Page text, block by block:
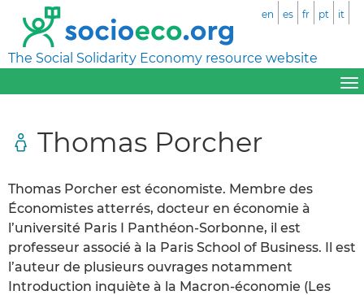
The Social Solidarity Economy resource website
en es fr pt it
Thomas Porcher
Thomas Porcher est économiste. Membre des
Économistes atterrés, docteur en économie à
l’université Paris I Panthéon-Sorbonne, il est
professeur associé à la Paris School of Business. Il est
l’auteur de plusieurs ouvrages notamment
Introduction inquiète à la Macron-économie (Les